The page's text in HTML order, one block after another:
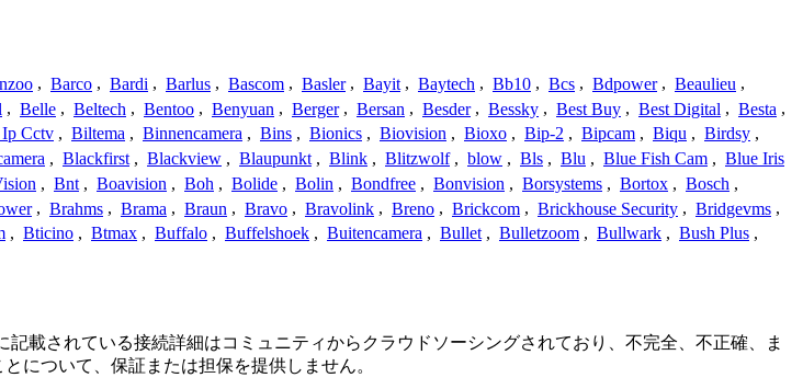
, Barco , Bardi , Barlus , Bascom , Basler , Bayit , Baytech , Bb10 , Bcs , Bdpower , Beaulieu ,
, Belle , Beltech , Bentoo , Benyuan , Berger , Bersan , Besder , Bessky , Best Buy , Best Digital , Besta ,
Cctv , Biltema , Binnencamera , Bins , Bionics , Biovision , Bioxo , Bip-2 , Bipcam , Biqu , Birdsy ,
, Blackfirst , Blackview , Blaupunkt , Blink , Blitzwolf , blow , Bls , Blu , Blue Fish Cam , Blue Iris
, Bnt , Boavision , Boh , Bolide , Bolin , Bondfree , Bonvision , Borsystems , Bortox , Bosch ,
, Brahms , Brama , Braun , Bravo , Bravolink , Breno , Brickcom , Brickhouse Security , Bridgevms ,
, Bticino , Btmax , Buffalo , Buffelshoek , Buitencamera , Bullet , Bulletzoom , Bullwark , Bush Plus ,
載されている接続詳細はコミュニティからクラウドソーシングされており、不完全、不正確、ま
について、保証または担保を提供しません。